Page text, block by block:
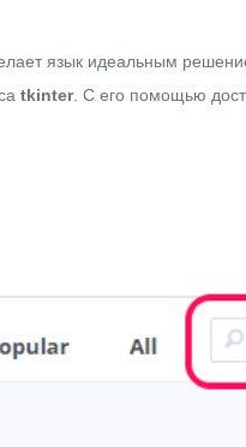
язык идеальным
tkinter. С его помощью